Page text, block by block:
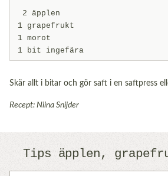
2 äpplen
1 grapefrukt
1 morot
1 bit ingefära
Skär allt i bitar och gör saft i en saftpress
Recept: Niina Snijder
Tips äpplen,